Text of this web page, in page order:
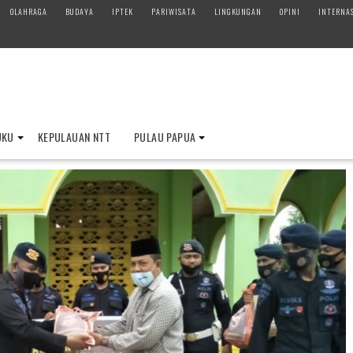
OLAHRAGA BUDAYA IPTEK PARIWISATA LINGKUNGAN OPINI
KEPULAUAN NTT PULAU PAPUA